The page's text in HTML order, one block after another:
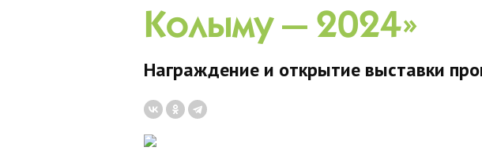
Колыму — 2024»
Награждение и открытие выставки